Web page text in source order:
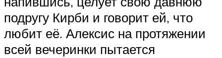
подругу Кирби и говорит ей, что
любит её. Алексис на протяжении
всей вечеринки пытается